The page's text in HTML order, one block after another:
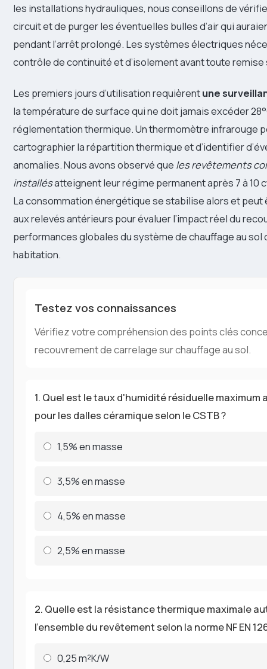
les installations hydrauliques, nous conseillons de
circuit et de purger les éventuelles bulles d’air qui
pendant l’arrêt prolongé. Les systèmes électriques
contrôle de continuité et d’isolement avant toute
Les premiers jours d’utilisation requièrentune
la température de surface qui ne doit jamais excéder
réglementation thermique. Un thermomètre infrarouge
cartographier la répartition thermique et d’identifier
anomalies. Nous avons observé que les revêtements
installésatteignent leur régime permanent après 7 à 10
La consommation énergétique se stabilise alors et
aux relevés antérieurs pour évaluer l’impact réel du
performances globales du système de chauffage au sol
habitation.
Testez vos connaissances
Vérifiez votre compréhension des points clés
recouvrement de carrelage sur chauffage au sol.
1. Quel est le taux d'humidité résiduelle maximum
pour les dalles céramique selon le CSTB ?
1,5% en masse
3,5% en masse
4,5% en masse
2,5% en masse
2. Quelle est la résistance thermique maximale
l'ensemble du revêtement selon la norme NF EN
0,25 m²K/W